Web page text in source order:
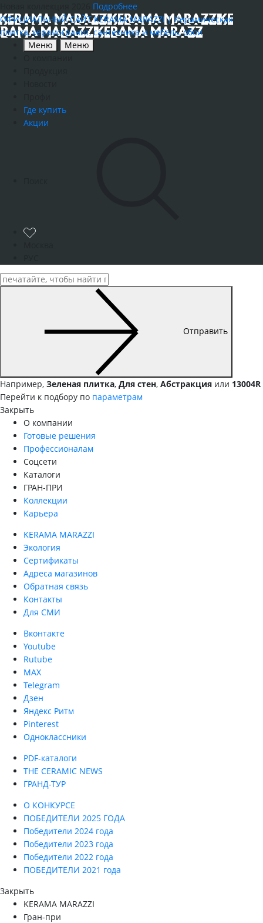
Подробнее
ОФИЦИАЛЬНЫЙ САЙТ KERAMA MARAZZI | Керамическая
плитка, керамогранит, сантехника и мебель, обои
Меню
Меню
Где купить
Акции
Отправить
Например, Зеленая плитка, Для стен, Абстракция или 13004R
Перейти к подбору по параметрам
Закрыть
О компании
Готовые решения
Профессионалам
Соцсети
Каталоги
ГРАН-ПРИ
Коллекции
Карьера
KERAMA MARAZZI
Экология
Сертификаты
Адреса магазинов
Обратная связь
Контакты
Для СМИ
Вконтакте
Youtube
Rutube
MAX
Telegram
Дзен
Яндекс Ритм
Pinterest
Одноклассники
PDF-каталоги
THE CERAMIC NEWS
ГРАНД-ТУР
О КОНКУРСЕ
ПОБЕДИТЕЛИ 2025 ГОДА
Победители 2024 года
Победители 2023 года
Победители 2022 года
ПОБЕДИТЕЛИ 2021 года
Закрыть
KERAMA MARAZZI
Гран-при